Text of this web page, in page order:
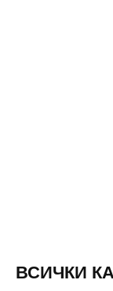
ВСИЧКИ